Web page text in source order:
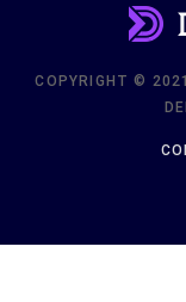
COPYRIGHT ©